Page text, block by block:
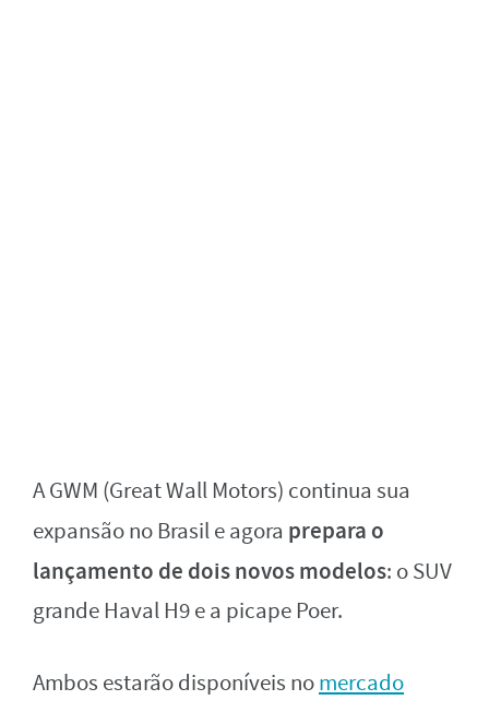
A GWM (Great Wall Motors) continua sua
expansão no Brasil e agora prepara o
lançamento de dois novos modelos: o SUV
grande Haval H9 e a picape Poer.
Ambos estarão disponíveis nomercado